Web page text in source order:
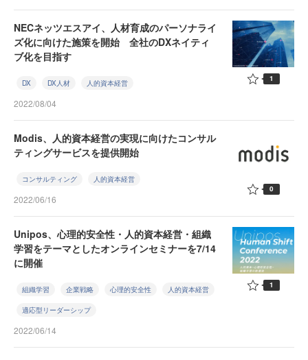
NECネッツエスアイ、人材育成のパーソナライ
ズ化に向けた施策を開始 全社のDXネイティ
ブ化を目指す
DX DX人材 人的資本経営
2022/08/04
1
Modis、人的資本経営の実現に向けたコンサル
ティングサービスを提供開始
コンサルティング 人的資本経営
2022/06/16
0
Unipos、心理的安全性・人的資本経営・組織
学習をテーマとしたオンラインセミナーを7/14
に開催
組織学習 企業戦略 心理的安全性 人的資本経営
適応型リーダーシップ
2022/06/14
1